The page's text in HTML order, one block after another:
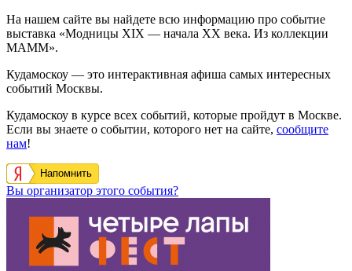
На нашем сайте вы найдете всю информацию про событие
выставка «Модницы XIX — начала ХХ века. Из коллекции
МАММ».
Кудамоскоу — это интерактивная афиша самых интересных
событий Москвы.
Кудамоскоу в курсе всех событий, которые пройдут в Москве.
Если вы знаете о событии, которого нет на сайте, сообщите
нам!
Напомнить
Вы организатор этого события?